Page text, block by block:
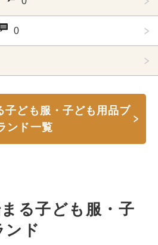
0
子ども服・子ども用品ブ
ンド一覧
まる子ども服・子
ンド